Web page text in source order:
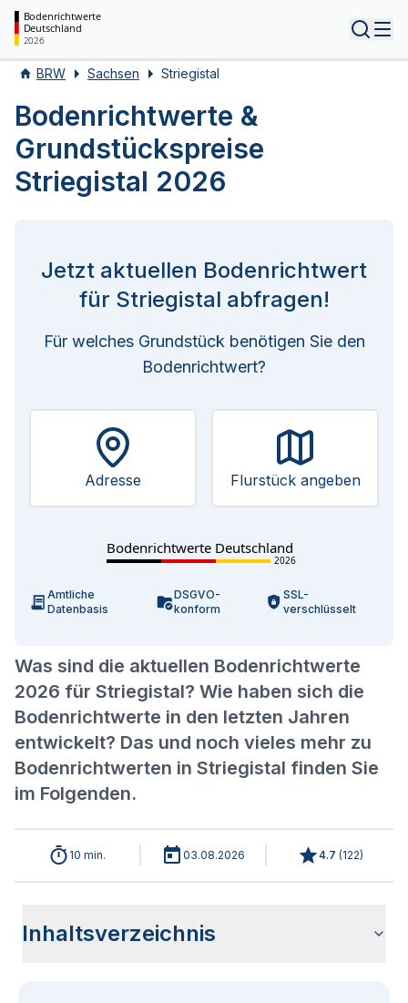
Bodenrichtwerte
Deutschland
2026
BRW Sachsen Striegistal
Bodenrichtwerte &
Grundstückspreise
Striegistal 2026
Was sind die aktuellen Bodenrichtwerte
2026 für Striegistal? Wie haben sich die
Bodenrichtwerte in den letzten Jahren
entwickelt? Das und noch vieles mehr zu
Bodenrichtwerten in Striegistal finden Sie
im Folgenden.
Jetzt aktuellen Bodenrichtwert
für Striegistal abfragen!
Für welches Grundstück benötigen Sie den
Bodenrichtwert?
Adresse Flurstück angeben
Bodenrichtwerte Deutschland
2026
Amtliche
Datenbasis
DSGVO-
konform
SSL-
verschlüsselt
10 min. 03.08.2026 4.7 (122)
Inhaltsverzeichnis